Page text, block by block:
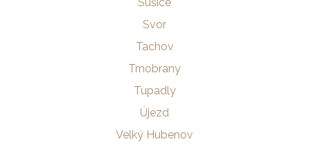
Svor
Tachov
Trnobrany
Tupadly
Újezd
Velký Hubenov